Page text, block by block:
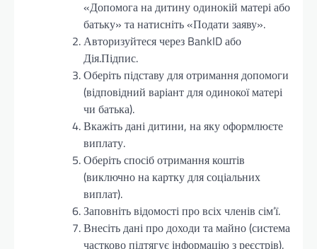
«Допомога на дитину одинокій матері або
батьку» та натисніть «Подати заяву».
Авторизуйтеся через BankID або
Дія.Підпис.
Оберіть підставу для отримання допомоги
(відповідний варіант для одинокої матері
чи батька).
Вкажіть дані дитини, на яку оформлюєте
виплату.
Оберіть спосіб отримання коштів
(виключно на картку для соціальних
виплат).
Заповніть відомості про всіх членів сім’ї.
Внесіть дані про доходи та майно (система
частково підтягує інформацію з реєстрів).